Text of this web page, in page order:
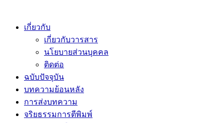
เกี่ยวกับ
เกี่ยวกับวารสาร
นโยบายส่วนบุคคล
ติดต่อ
ฉบับปัจจุบัน
บทความย้อนหลัง
การส่งบทความ
จริยธรรมการตีพิมพ์